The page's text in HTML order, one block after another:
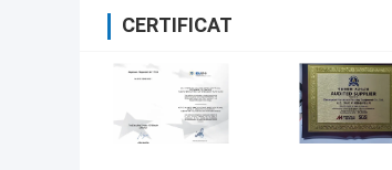
CERTIFICAT